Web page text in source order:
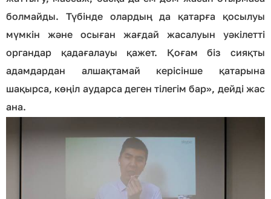
болмайды. Түбінде олардың да қатарға қосылуы
мүмкін және осыған жағдай жасалуын уәкілетті
органдар қадағалауы қажет. Қоғам біз сияқты
адамдардан алшақтамай керісінше қатарына
шақырса, көңіл аударса деген тілегім бар», дейді жас
ана.